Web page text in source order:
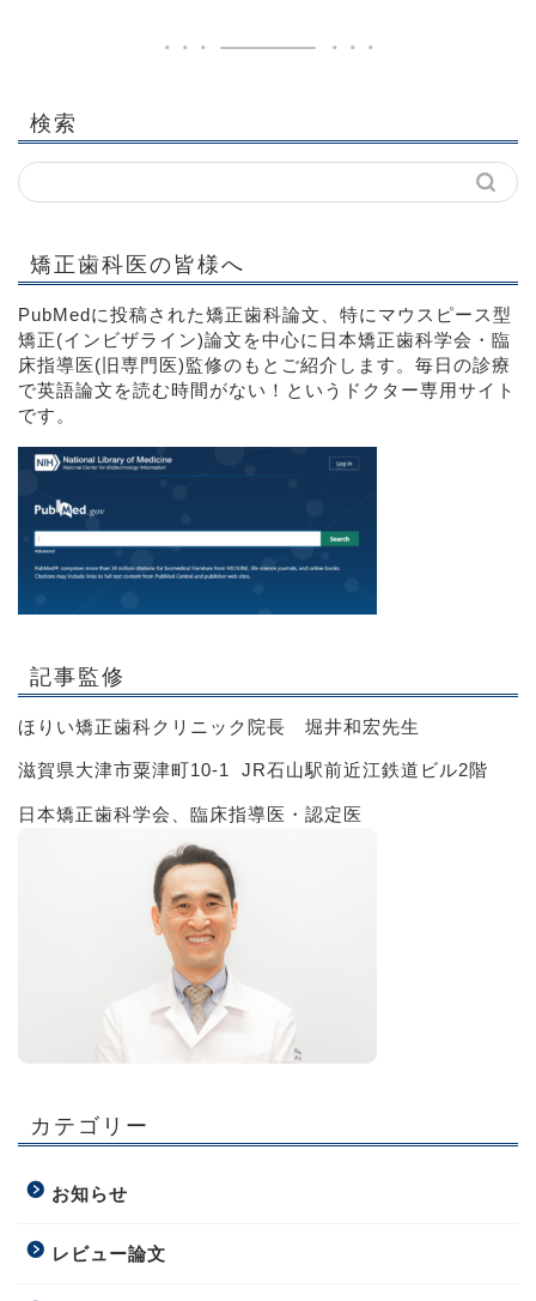
検索
矯正歯科医の皆様へ
PubMedに投稿された矯正歯科論文、特にマウスピース型
矯正(インビザライン)論文を中心に日本矯正歯科学会・臨
床指導医(旧専門医)監修のもとご紹介します。毎日の診療
で英語論文を読む時間がない！というドクター専用サイト
です。
記事監修
ほりい矯正歯科クリニック院長 堀井和宏先生
滋賀県大津市粟津町10-1 JR石山駅前近江鉄道ビル2階
日本矯正歯科学会、臨床指導医・認定医
カテゴリー
お知らせ
レビュー論文